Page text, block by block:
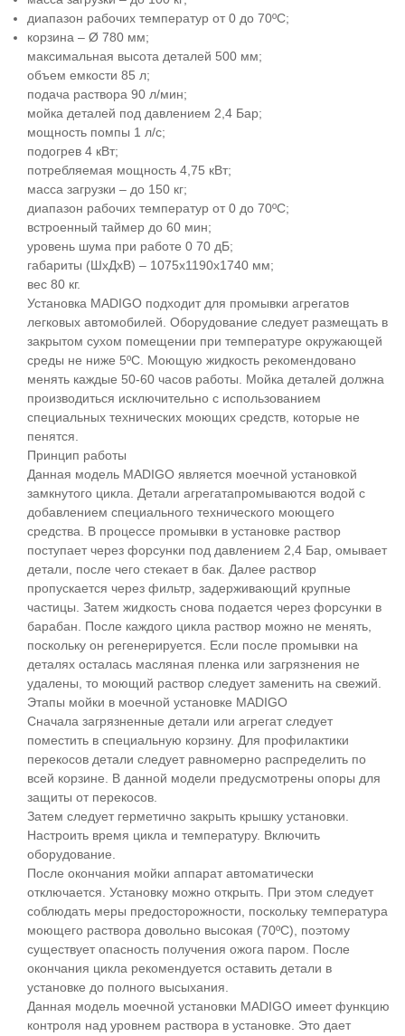
диапазон рабочих температур от 0 до 70ºС;
корзина – Ø 780 мм;
максимальная высота деталей 500 мм;
объем емкости 85 л;
подача раствора 90 л/мин;
мойка деталей под давлением 2,4 Бар;
мощность помпы 1 л/с;
подогрев 4 кВт;
потребляемая мощность 4,75 кВт;
масса загрузки – до 150 кг;
диапазон рабочих температур от 0 до 70ºС;
встроенный таймер до 60 мин;
уровень шума при работе 0 70 дБ;
габариты (ШхДхВ) – 1075х1190х1740 мм;
вес 80 кг.
Установка MADIGO подходит для промывки агрегатов
легковых автомобилей. Оборудование следует размещать в
закрытом сухом помещении при температуре окружающей
среды не ниже 5ºС. Моющую жидкость рекомендовано
менять каждые 50-60 часов работы. Мойка деталей должна
производиться исключительно с использованием
специальных технических моющих средств, которые не
пенятся.
Принцип работы
Данная модель MADIGO является моечной установкой
замкнутого цикла. Детали агрегатапромываются водой с
добавлением специального технического моющего
средства. В процессе промывки в установке раствор
поступает через форсунки под давлением 2,4 Бар, омывает
детали, после чего стекает в бак. Далее раствор
пропускается через фильтр, задерживающий крупные
частицы. Затем жидкость снова подается через форсунки в
барабан. После каждого цикла раствор можно не менять,
поскольку он регенерируется. Если после промывки на
деталях осталась масляная пленка или загрязнения не
удалены, то моющий раствор следует заменить на свежий.
Этапы мойки в моечной установке MADIGO
Сначала загрязненные детали или агрегат следует
поместить в специальную корзину. Для профилактики
перекосов детали следует равномерно распределить по
всей корзине. В данной модели предусмотрены опоры для
защиты от перекосов.
Затем следует герметично закрыть крышку установки.
Настроить время цикла и температуру. Включить
оборудование.
После окончания мойки аппарат автоматически
отключается. Установку можно открыть. При этом следует
соблюдать меры предосторожности, поскольку температура
моющего раствора довольно высокая (70ºС), поэтому
существует опасность получения ожога паром. После
окончания цикла рекомендуется оставить детали в
установке до полного высыхания.
Данная модель моечной установки MADIGO имеет функцию
контроля над уровнем раствора в установке. Это дает